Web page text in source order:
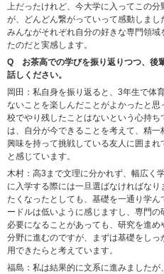
上だったけれど、今大学に入ってこの
が、どんどん繋がっていって感動しまし
みんながそれぞれ自分の好きな専門領
たのだと実感します。
Q お茶高での学びを振り返りつつ、後
話しください。
岡田：私自身を振り返ると、3年生で体
ないことを楽しんだことがよかったと
校でやり残したことはないという心持
は、自分が今できることを考えて、精
興味を持って挑戦している友人に囲ま
と感じています。
木村：高3まで文理に分かれず、幅広く
に入学する際には一旦選ばなければな
たくなったとしても、基礎を一通り学
ードルは低いように感じますし、専門
必要になることがあっても、研究を進
分野に進むのですが、まずは基礎をし
用できたらと考えています。
福島：私は結果的に文系に進みました